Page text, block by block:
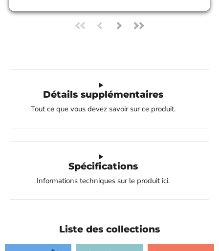
Détails supplémentaires
Tout ce que vous devez savoir sur ce produit.
Spécifications
Informations techniques sur le produit ici.
Liste des collections